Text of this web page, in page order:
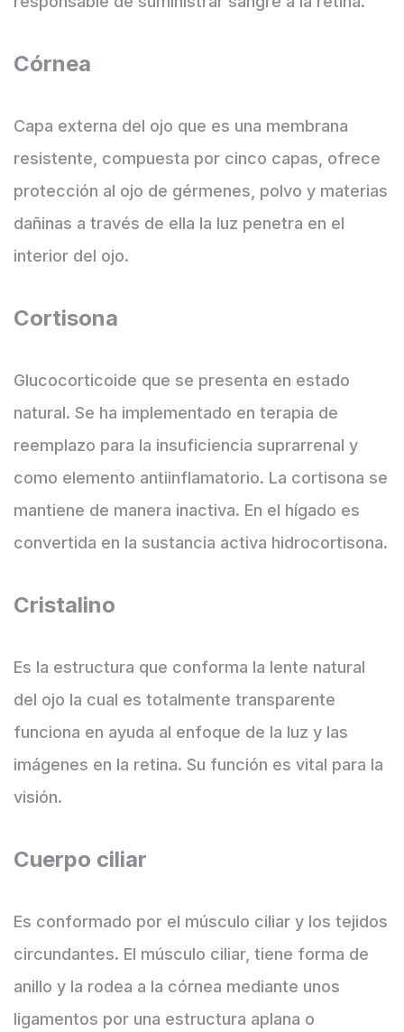
Córnea
Capa externa del ojo que es una membrana
resistente, compuesta por cinco capas, ofrece
protección al ojo de gérmenes, polvo y materias
dañinas a través de ella la luz penetra en el
interior del ojo.
Cortisona
Glucocorticoide que se presenta en estado
natural. Se ha implementado en terapia de
reemplazo para la insuficiencia suprarrenal y
como elemento antiinflamatorio. La cortisona se
mantiene de manera inactiva. En el hígado es
convertida en la sustancia activa hidrocortisona.
Cristalino
Es la estructura que conforma la lente natural
del ojo la cual es totalmente transparente
funciona en ayuda al enfoque de la luz y las
imágenes en la retina. Su función es vital para la
visión.
Cuerpo ciliar
Es conformado por el músculo ciliar y los tejidos
circundantes. El músculo ciliar, tiene forma de
anillo y la rodea a la córnea mediante unos
ligamentos por una estructura aplana o